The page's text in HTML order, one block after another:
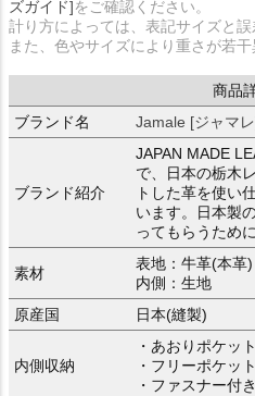
ズガイド]をご確認ください。
計り方によっては、表記サイズと誤
また、色やサイズにより重さが若干
商品
ブランド名
Jamale [ジャマ
ブランド紹介
JAPAN MADE
で、日本の栃木
トした革を使い
います。日本製
ってもらうため
素材
表地：牛革(本革)
内側：生地
原産国
日本(縫製)
内側収納
・あおりポケッ
・フリーポケッ
・ファスナー付